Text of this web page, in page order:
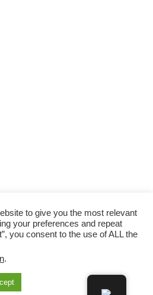
to give you the most relevant
your preferences and repeat
you consent to the use of ALL the
.